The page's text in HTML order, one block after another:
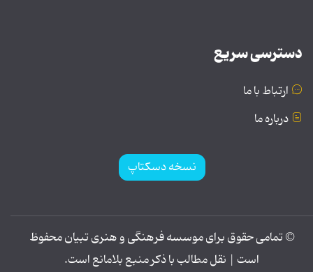
دسترسی سریع
ارتباط با ما
درباره ما
نسخه دسکتاپ
© تمامی حقوق برای موسسه فرهنگی و هنری تبیان محفوظ
است | نقل مطالب با ذکر منبع بلامانع است.